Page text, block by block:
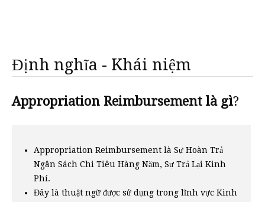
Định nghĩa - Khái niệm
Appropriation Reimbursement là gì?
Appropriation Reimbursement là Sự Hoàn Trả
Ngân Sách Chi Tiêu Hàng Năm, Sự Trả Lại Kinh
Phí.
Đây là thuật ngữ được sử dụng trong lĩnh vực Kinh